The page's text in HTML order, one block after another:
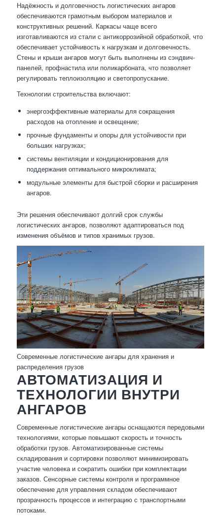
Надёжность и долговечность логистических ангаров
обеспечиваются грамотным выбором материалов и
конструктивных решений. Каркасы чаще всего
изготавливаются из стали с антикоррозийной обработкой, что
обеспечивает устойчивость к нагрузкам и долговечность.
Стены и крыши ангаров могут быть выполнены из сэндвич-
панелей, профнастила или поликарбоната, что позволяет
регулировать теплоизоляцию и светопропускание.
Технологии строительства включают:
энергоэффективные материалы для сокращения
расходов на отопление и освещение;
прочные фундаменты и опоры для устойчивости при
больших нагрузках;
системы вентиляции и кондиционирования для
поддержания оптимального микроклимата;
модульные элементы для быстрой сборки и расширения
ангаров.
Эти решения обеспечивают долгий срок службы
логистических ангаров, позволяют адаптироваться под
изменения объёмов и типов хранимых грузов.
Современные логистические ангары для хранения и
распределения грузов
АВТОМАТИЗАЦИЯ И
ТЕХНОЛОГИИ ВНУТРИ
АНГАРОВ
Современные логистические ангары оснащаются передовыми
технологиями, которые повышают скорость и точность
обработки грузов. Автоматизированные системы
складирования и сортировки позволяют минимизировать
участие человека и сократить ошибки при комплектации
заказов. Сенсорные системы контроля и программное
обеспечение для управления складом обеспечивают
прозрачность процессов и интеграцию с транспортными
потоками.